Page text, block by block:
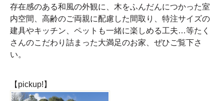
存在感のある和風の外観に、木をふんだんにつかった室
内空間、高齢のご両親に配慮した間取り、特注サイズの
建具やキッチン、ペットも一緒に楽しめる工夫…等たく
さんのこだわり詰まった大満足のお家、ぜひご覧下さ
い。
【pickup!】